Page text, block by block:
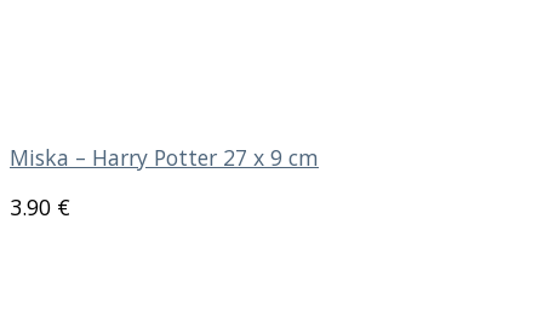
Miska – Harry Potter 27 x 9 cm
3.90 €